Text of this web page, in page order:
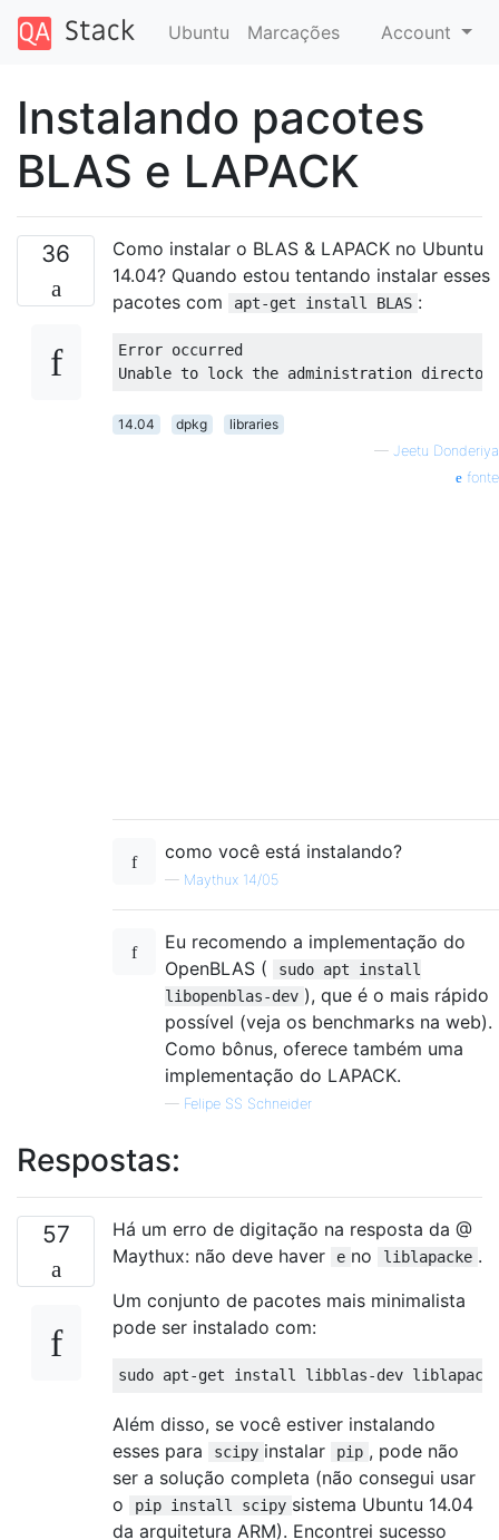
Ubuntu Marcações Account
Instalando pacotes
BLAS e LAPACK
36
Como instalar o BLAS & LAPACK no Ubuntu
14.04? Quando estou tentando instalar esses
pacotes com
apt-get install BLAS :
Error occurred
14.04 dpkg
libraries
— Jeetu Donderiya
fonte
como você está instalando?
— Maythux 14/05
Eu recomendo a implementação do
OpenBLAS (
sudo apt install
libopenblas-dev ), que é o mais rápido
possível (veja os benchmarks na web).
Como bônus, oferece também uma
implementação do LAPACK.
— Felipe SS Schneider
Respostas:
57
Há um erro de digitação na resposta da @
Maythux: não deve haver
e no liblapacke .
Um conjunto de pacotes mais minimalista
pode ser instalado com:
Além disso, se você estiver instalando
esses para
scipy instalar pip , pode não
ser a solução completa (não consegui usar
o
pip install scipy sistema Ubuntu 14.04
da arquitetura ARM). Encontrei sucesso